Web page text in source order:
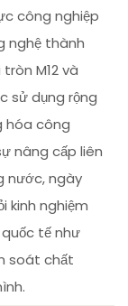
công nghiệp
nghệ thành
M12 và
sử dụng rộng
hóa công
nâng cấp liên
nước, ngày
kinh nghiệm
tế như
soát chất